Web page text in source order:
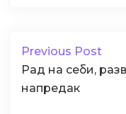
Previous Post
Рад на себи,
напредак